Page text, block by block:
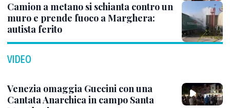
Camion a metano si schianta contro un
muro e prende fuoco a Marghera:
autista ferito
VIDEO
Venezia omaggia Guccini con una
Cantata Anarchica in campo Santa